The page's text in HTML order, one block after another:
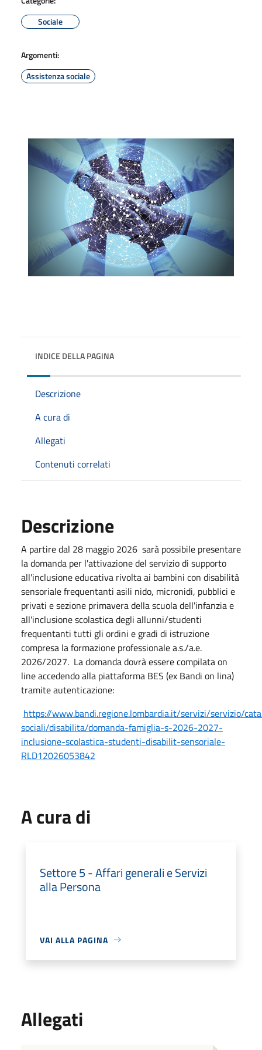
Sociale
Argomenti:
Assistenza sociale
INDICE DELLA PAGINA
Descrizione
A cura di
Allegati
Contenuti correlati
Descrizione
A partire dal 28 maggio 2026 sarà possibile presentare
la domanda per l'attivazione del servizio di supporto
all'inclusione educativa rivolta ai bambini con disabilità
sensoriale frequentanti asili nido, micronidi, pubblici e
privati e sezione primavera della scuola dell'infanzia e
all'inclusione scolastica degli allunni/studenti
frequentanti tutti gli ordini e gradi di istruzione
compresa la formazione professionale a.s./a.e.
2026/2027. La domanda dovrà essere compilata on
line accedendo alla piattaforma BES (ex Bandi on lina)
tramite autenticazione:
https://www.bandi.regione.lombardia.it/servizi/servizio/
sociali/disabilita/domanda-famiglia-s-2026-2027-
inclusione-scolastica-studenti-disabilit-sensoriale-
RLD12026053842
A cura di
Settore 5 - Affari generali e Servizi
alla Persona
VAI ALLA PAGINA
Allegati